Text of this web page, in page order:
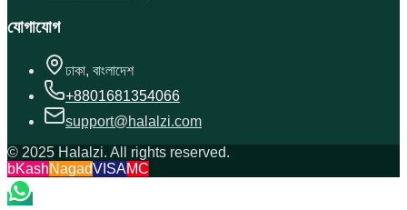
যোগাযোগ
ঢাকা, বাংলাদেশ
+8801681354066
support@halalzi.com
© 2025 Halalzi. All rights reserved.
bKashNagadVISAMC